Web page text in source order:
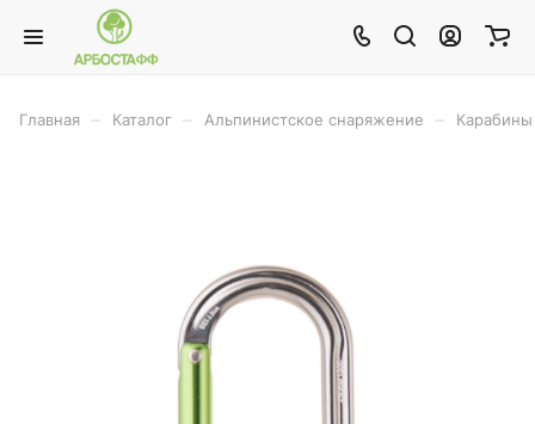
Главная Каталог Альпинистское снаряжение